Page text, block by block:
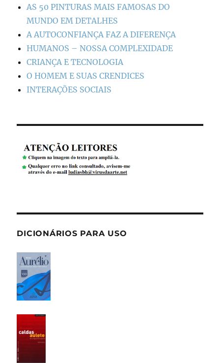
AS 50 PINTURAS MAIS FAMOSAS DO
MUNDO EM DETALHES
A AUTOCONFIANÇA FAZ A DIFERENÇA
HUMANOS – NOSSA COMPLEXIDADE
CRIANÇA E TECNOLOGIA
O HOMEM E SUAS CRENDICES
INTERAÇÕES SOCIAIS
DICIONÁRIOS PARA USO